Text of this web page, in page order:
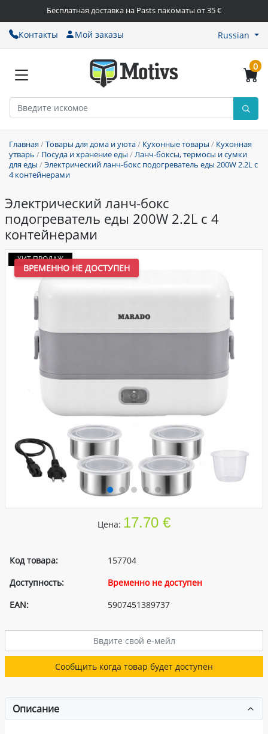
Бесплатная доставка на Pasts пакоматы от 35 €
Контакты Мой заказы Russian
0
Главная/Товары для дома и уюта/ Кухонные товары / Кухонная
утварь / Посуда и хранение еды /Ланч-боксы, термосы и сумки
для еды /Электрический ланч-бокс подогреватель еды 200W 2.2L с
4 контейнерами
Электрический ланч-бокс
подогреватель еды 200W 2.2L с 4
контейнерами
ХИТ ПРОДАЖ
ВРЕМЕННО НЕ ДОСТУПЕН
Цена: 17.70 €
Код товара:
157704
Доступность:
Временно не доступен
EAN:
5907451389737
Сообщить когда товар будет доступен
Описание